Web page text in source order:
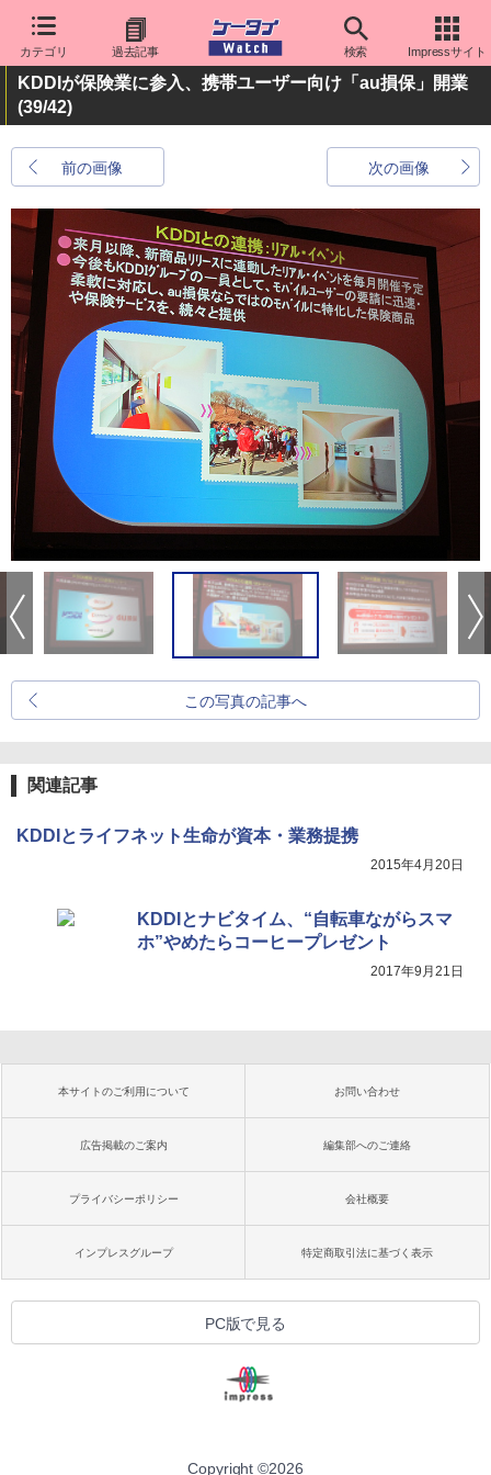
カテゴリ 過去記事 検索 Impressサイト
KDDIが保険業に参入、携帯ユーザー向け「au損保」開業
(39/42)
前の画像 次の画像
この写真の記事へ
関連記事
KDDIとライフネット生命が資本・業務提携
2015年4月20日
KDDIとナビタイム、“自転車ながらスマ
ホ”やめたらコーヒープレゼント
2017年9月21日
本サイトのご利用について お問い合わせ
広告掲載のご案内 編集部へのご連絡
プライバシーポリシー 会社概要
インプレスグループ 特定商取引法に基づく表示
PC版で見る
Copyright ©2026